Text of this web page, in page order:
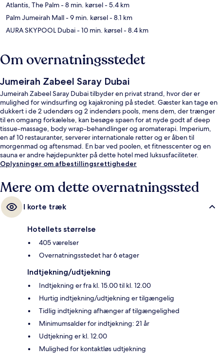
Atlantis, The Palm- 8 min. kørsel- 5.4 km
Palm Jumeirah Mall- 9 min. kørsel- 8.1 km
AURA SKYPOOL Dubai- 10 min. kørsel- 8.4 km
Om overnatningsstedet
Jumeirah Zabeel Saray Dubai
Jumeirah Zabeel Saray Dubai tilbyder en privat strand, hvor der er
mulighed for windsurfing og kajakroning på stedet. Gæster kan tage en
dukkert i de 2 udendørs og 2 indendørs pools, mens dem, der trænger
til en omgang forkælelse, kan besøge spaen for at nyde godt af deep
tissue-massage, body wrap-behandlinger og aromaterapi. Imperium,
en af 10 restauranter, serverer internationale retter og er åben til
morgenmad og aftensmad. En bar ved poolen, et fitnesscenter og en
sauna er andre højdepunkter på dette hotel med luksusfaciliteter.
Stedets pool og hjælpsomme personale får rigtig gode bedømmelser
Oplysninger om afbestillingsrettigheder
Mere om dette overnatningssted
I korte træk
Hotellets størrelse
405 værelser
Overnatningsstedet har 6 etager
Indtjekning/udtjekning
Indtjekning er fra kl. 15.00 til kl. 12.00
Hurtig indtjekning/udtjekning er tilgængelig
Tidlig indtjekning afhænger af tilgængelighed
Minimumsalder for indtjekning: 21 år
Udtjekning er kl. 12.00
Mulighed for kontaktløs udtjekning